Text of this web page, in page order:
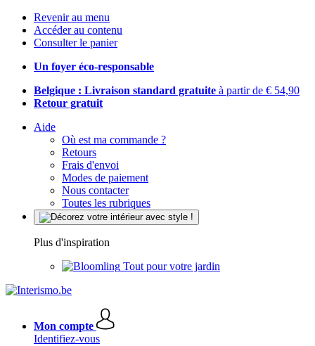
Revenir au menu
Accéder au contenu
Consulter le panier
Un foyer éco-responsable
Belgique : Livraison standard gratuite à partir de € 54,90
Retour gratuit
Aide
Où est ma commande ?
Retours
Frais d'envoi
Modes de paiement
Nous contacter
Toutes les rubriques
Plus d'inspiration
Tout pour votre jardin
Mon compte
Identifiez-vous